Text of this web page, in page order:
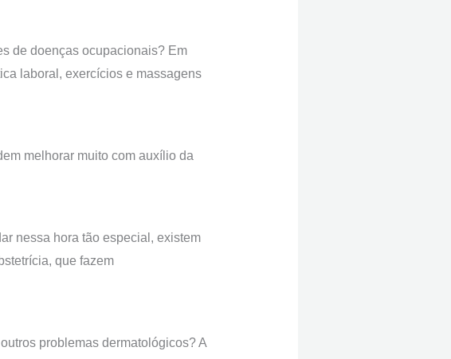
de doenças ocupacionais? Em
laboral, exercícios e massagens
melhorar muito com auxílio da
nessa hora tão especial, existem
que fazem
problemas dermatológicos? A